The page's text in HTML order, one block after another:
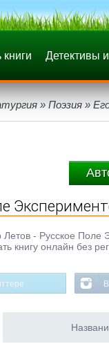
книги Детективы
» Поэзия »
Летов - Русское
книгу онлайн без